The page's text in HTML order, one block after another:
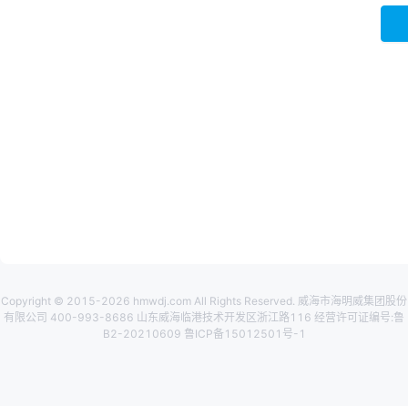
Copyright © 2015-2026 hmwdj.com All Rights Reserved. 威海市海明威集团股份
有限公司 400-993-8686 山东威海临港技术开发区浙江路116 经营许可证编号:鲁
B2-20210609 鲁ICP备15012501号-1